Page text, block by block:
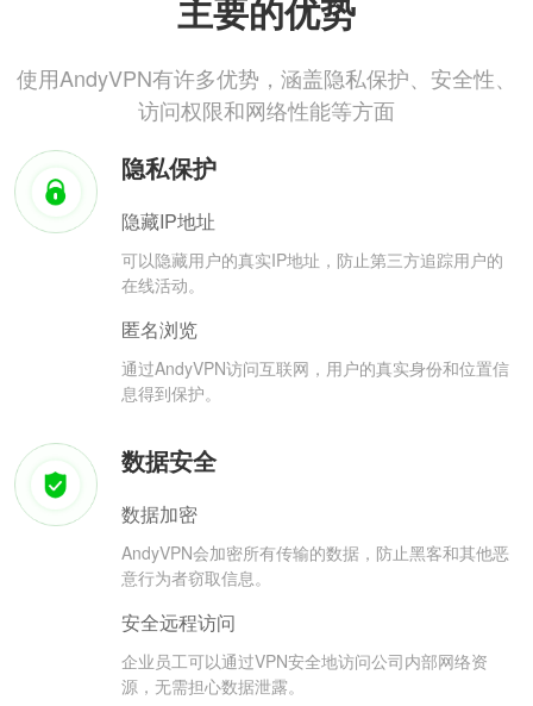
主要的优势
使用AndyVPN有许多优势，涵盖隐私保护、安全性、
访问权限和网络性能等方面
隐私保护
隐藏IP地址
可以隐藏用户的真实IP地址，防止第三方追踪用户的
在线活动。
匿名浏览
通过AndyVPN访问互联网，用户的真实身份和位置信
息得到保护。
数据安全
数据加密
AndyVPN会加密所有传输的数据，防止黑客和其他恶
意行为者窃取信息。
安全远程访问
企业员工可以通过VPN安全地访问公司内部网络资
源，无需担心数据泄露。